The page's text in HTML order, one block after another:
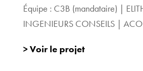
Équipe : C3B (mandataire) |
INGENIEURS CONSEILS |
> Voir le projet